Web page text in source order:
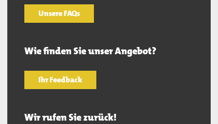
Unsere FAQs
Wie finden Sie unser Angebot?
Ihr Feedback
Wir rufen Sie zurück!